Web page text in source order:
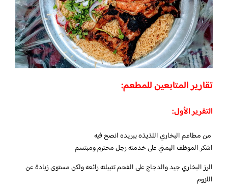
تقارير المتابعين للمطعم:
التقرير الأول:
من مطاعم البخاري اللذيذه ببريده انصح فيه
اشكر الموظف اليمني على خدمته رجل محترم ومبتسم
الرز البخاري جيد والدجاج على الفحم تتبيلته رائعه ولكن مستوى زيادة عن
اللزوم